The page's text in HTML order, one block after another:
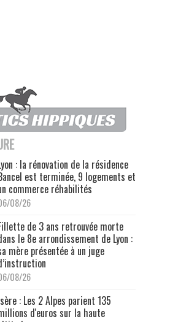
: la rénovation de la résidence
est terminée, 9 logements et
commerce réhabilités
08/26
de 3 ans retrouvée morte
le 8e arrondissement de Lyon :
mère présentée à un juge
08/26
: Les 2 Alpes parient 135
d'euros sur la haute